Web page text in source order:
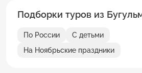
Подборки туров из
По России
С детьми
На Ноябрьские праздники